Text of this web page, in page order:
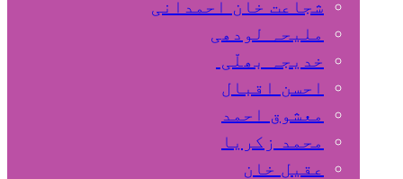
شجاعت خان احمدانی
ملیحہ لودھی
خدیجہ بھلّی
احسن اقبال
معشوق احمد
محمد زکریا
عقیل خان